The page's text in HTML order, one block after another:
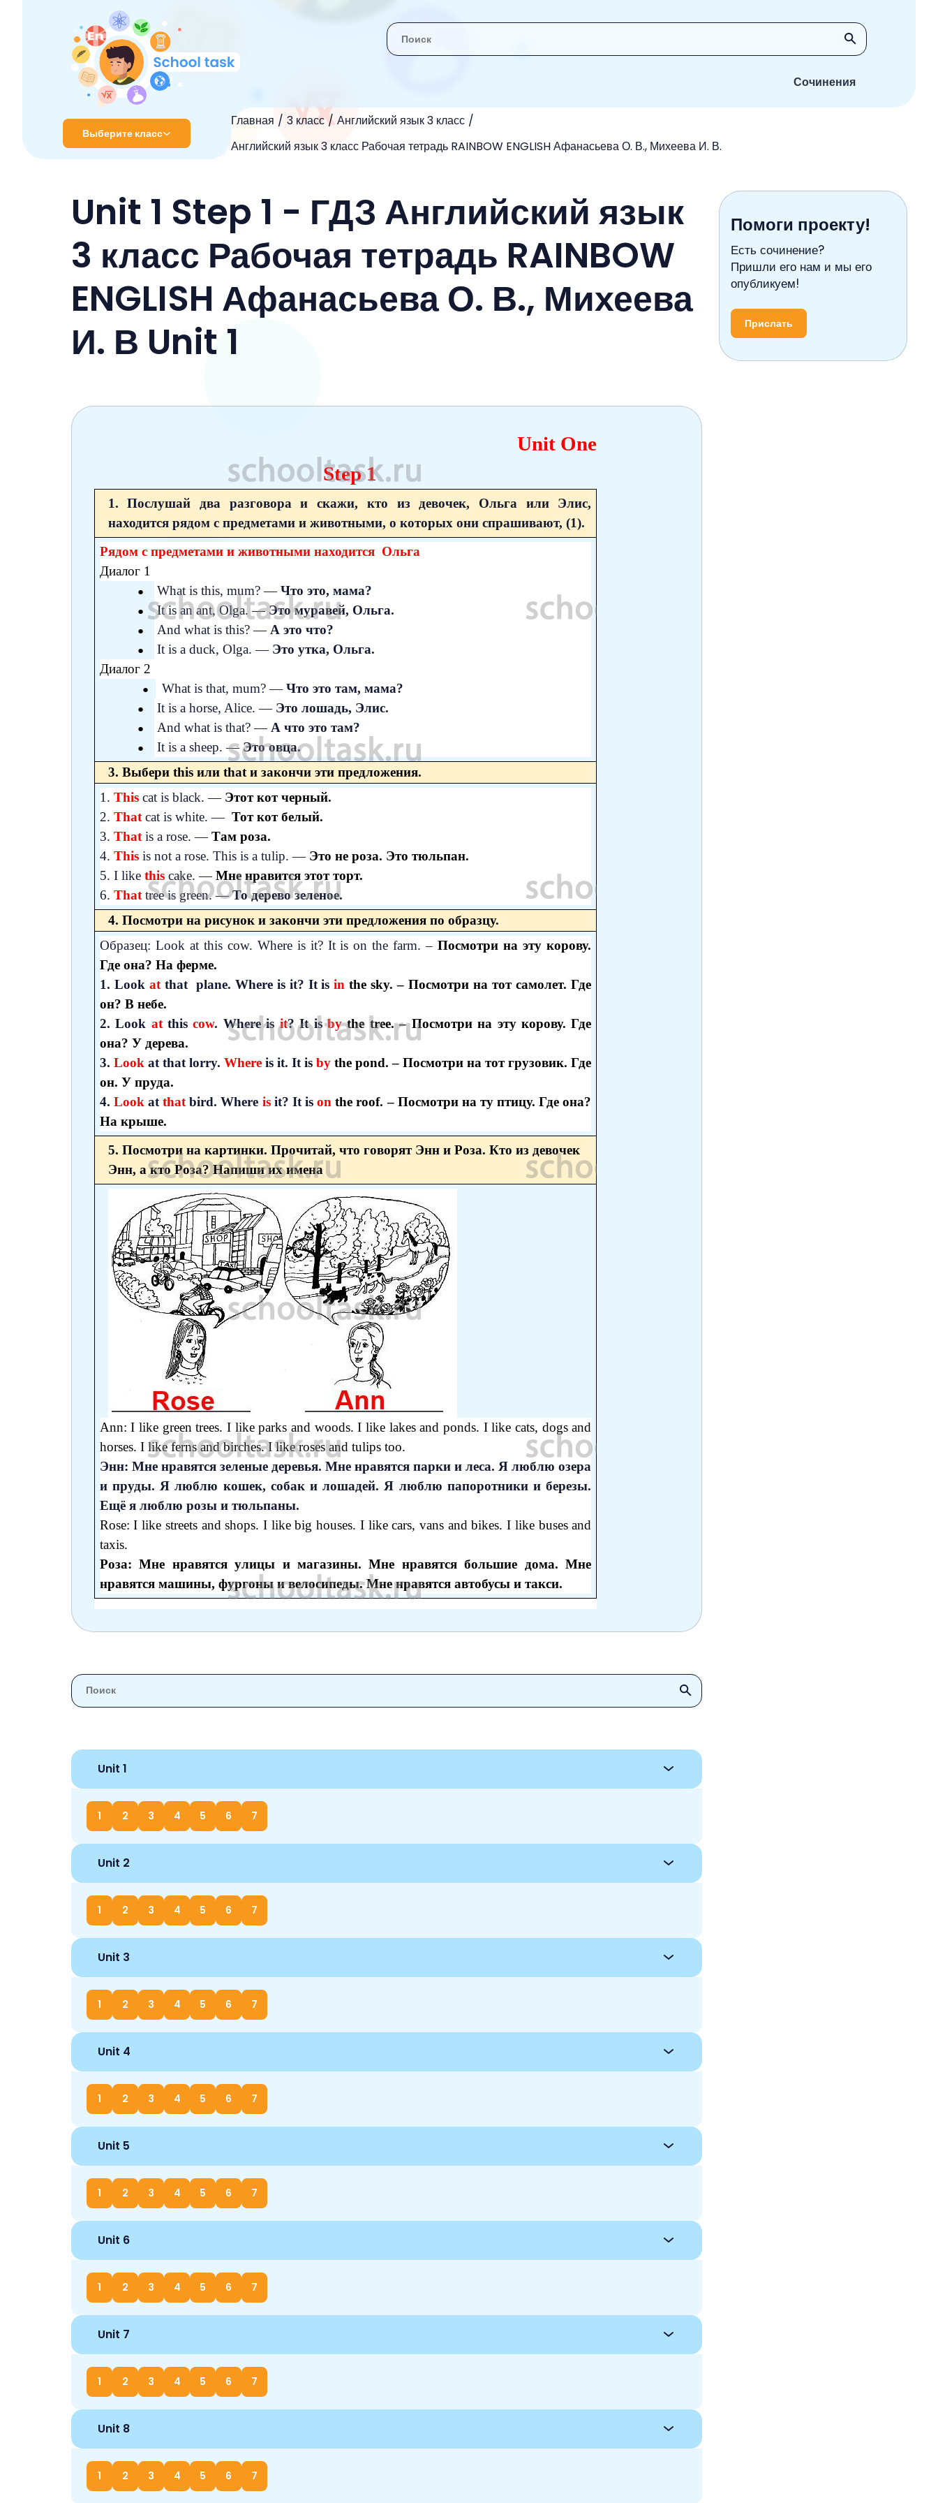
Сочинения
Выберите класс
Главная 3 класс
Английский язык 3 класс
Английский язык 3 класс Рабочая тетрадь RAINBOW ENGLISH Афанасьева О. В., Михеева И. В.
2 класс
4 класс
5 класс
7 класс
9 класс
Unit 1 Step 1 - ГДЗ Английский язык
3 класс Рабочая тетрадь RAINBOW
ENGLISH Афанасьева О. В., Михеева
И. В Unit 1
Unit One
Step 1
1. Послушай два разговора и скажи, кто из девочек, Ольга или Элис,
находится рядом с предметами и животными, о которых они спрашивают, (1).
Рядом с предметами и животными находится Ольга
Диалог 1
What is this, mum? —Что это, мама?
It is an ant, Olga. —Это муравей, Ольга.
And what is this? — А это что?
It is a duck, Olga. — Это утка, Ольга.
Диалог 2
What is that, mum? —Что это там, мама?
It is a horse, Alice. — Это лошадь, Элис.
And what is that? — А что это там?
It is a sheep. —Это овца.
3. Выбери this или that и закончи эти предложения.
1. This cat is black. — Этот кот черный.
2. That cat is white. — Тот кот белый.
3. That is a rose. —Там роза.
4. This is not a rose. This is a tulip. — Это не роза. Это тюльпан.
5. I like this cake. —Мне нравится этот торт.
6. That tree is green. —То дерево зеленое.
4. Посмотри на рисунок и закончи эти предложения по образцу.
Образец: Look at this cow. Where is it? It is on the farm. –Посмотри на эту корову.
Где она? На ферме.
1. Look at that plane. Where is it? It isinthe sky. – Посмотри на тот самолет. Где
он? В небе.
2. Look at thiscow. Where isit? It isbythe tree. – Посмотри на эту корову. Где
она? У дерева.
3. Look at that lorry. Where is it. It isbythe pond. – Посмотри на тот грузовик. Где
он. У пруда.
4. Look atthatbird. Where is it? It isonthe roof. – Посмотри на ту птицу. Где она?
На крыше.
5. Посмотри на картинки. Прочитай, что говорят Энн и Роза. Кто из девочек
Энн, а кто Роза? Напиши их имена
Ann: I like green trees. I like parks and woods. I like lakes and ponds. I like cats, dogs and
horses. I like ferns and birches. I like roses and tulips too.
Энн: Мне нравятся зеленые деревья. Мне нравятся парки и леса. Я люблю озера
и пруды. Я люблю кошек, собак и лошадей. Я люблю папоротники и березы.
Ещё я люблю розы и тюльпаны.
Rose: I like streets and shops. I like big houses. I like cars, vans and bikes. I like buses and
taxis.
Роза: Мне нравятся улицы и магазины. Мне нравятся большие дома. Мне
нравятся машины, фургоны и велосипеды. Мне нравятся автобусы и такси.
Unit 1
1 2 3 4 5 6 7
Unit 2
1 2 3 4 5 6 7
Unit 3
1 2 3 4 5 6 7
Unit 4
1 2 3 4 5 6 7
Unit 5
1 2 3 4 5 6 7
Unit 6
1 2 3 4 5 6 7
Unit 7
1 2 3 4 5 6 7
Unit 8
1 2 3 4 5 6 7
Помоги проекту!
Есть сочинение?
Пришли его нам и мы его
опубликуем!
Прислать